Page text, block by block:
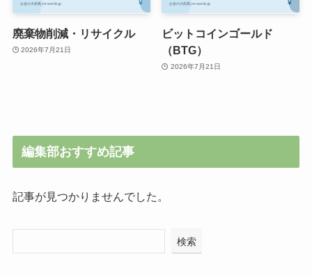
廃棄物削減・リサイクル
2026年7月21日
ビットコインゴールド
（BTG）
2026年7月21日
編集部おすすめ記事
記事が見つかりませんでした。
検索